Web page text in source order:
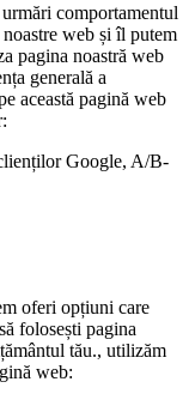
comportamentul
web și îl putem
pagina noastră web
generală a
această pagină web
Google, A/B-
oferi opțiuni care
folosești pagina
tău., utilizăm
web: